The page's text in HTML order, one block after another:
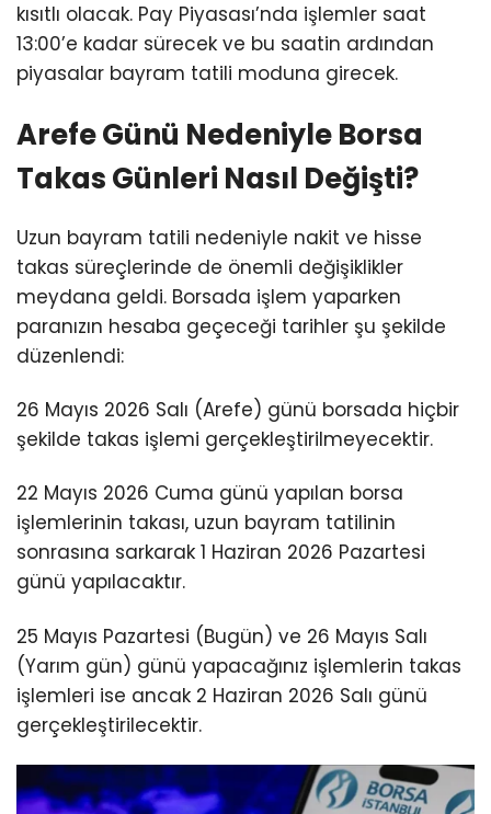
kısıtlı olacak. Pay Piyasası’nda işlemler saat
13:00’e kadar sürecek ve bu saatin ardından
piyasalar bayram tatili moduna girecek.
Arefe Günü Nedeniyle Borsa
Takas Günleri Nasıl Değişti?
Uzun bayram tatili nedeniyle nakit ve hisse
takas süreçlerinde de önemli değişiklikler
meydana geldi. Borsada işlem yaparken
paranızın hesaba geçeceği tarihler şu şekilde
düzenlendi:
26 Mayıs 2026 Salı (Arefe) günü borsada hiçbir
şekilde takas işlemi gerçekleştirilmeyecektir.
22 Mayıs 2026 Cuma günü yapılan borsa
işlemlerinin takası, uzun bayram tatilinin
sonrasına sarkarak 1 Haziran 2026 Pazartesi
günü yapılacaktır.
25 Mayıs Pazartesi (Bugün) ve 26 Mayıs Salı
(Yarım gün) günü yapacağınız işlemlerin takas
işlemleri ise ancak 2 Haziran 2026 Salı günü
gerçekleştirilecektir.